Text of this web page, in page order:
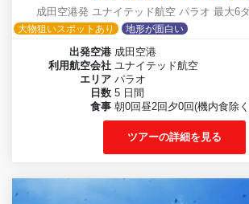
成田空港発 ユナイテッド航空 パラオ 最大6
大物狙いスポットあり
地形が面白い
出発空港 成田空港
利用航空会社 ユナイテッド航空
エリア パラオ
日数 5 日間
食事 朝0回昼2回夕0回(機内食除
ツアーの詳細を見る